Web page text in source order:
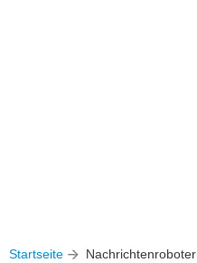
Startseite Nachrichtenroboter